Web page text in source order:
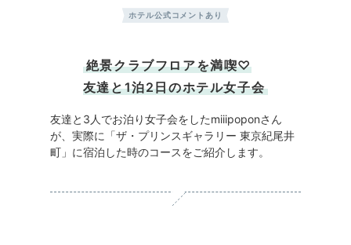
ホテル公式コメントあり
絶景クラブフロアを満喫♡
友達と1泊2日のホテル⼥⼦会
友達と3人でお泊り女子会をしたmiiipoponさん
が、実際に「ザ・プリンスギャラリー 東京紀尾井
町」に宿泊した時のコースをご紹介します。